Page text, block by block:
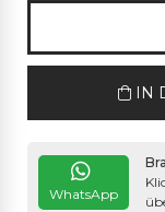
IN
WhatsApp